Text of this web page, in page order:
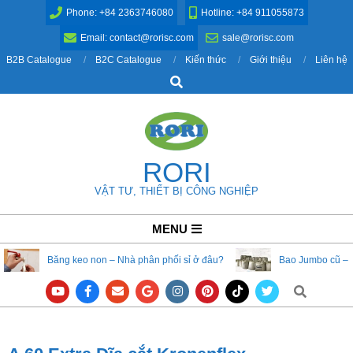
Phone: +84 2363746080 Hotline: +84 911055873
Email: contact@rorisc.com
sale@rorisc.com
B2B Catalogue
B2C Catalogue Kiến thức Giới thiệu
Liên hệ
Search
RORI
VẬT TƯ, THIẾT BỊ CÔNG NGHIỆP
Navigation
Menu
MENU
Băng keo non – Nhà phân phối sỉ ở đâu? Bao Jumbo cũ –
Search